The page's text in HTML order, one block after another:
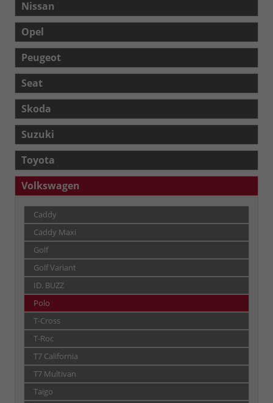
Nissan
Opel
Peugeot
Seat
Skoda
Suzuki
Toyota
Volkswagen
Caddy
Caddy Maxi
Golf
Golf Variant
ID. BUZZ
Polo
T-Cross
T-Roc
T7 California
T7 Multivan
Taigo